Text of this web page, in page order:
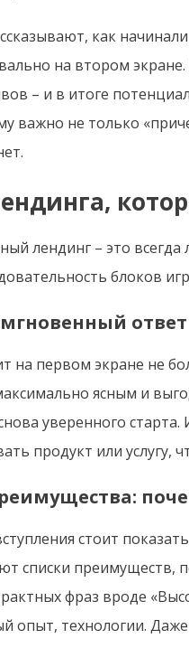
как
на втором
– и в итоге
важно не только
лендинг – это всегда
блоков
на первом экране не
ясным и
уверенного
продукт или
стоит
списки преимуществ,
фраз вроде
опыт, технологии.